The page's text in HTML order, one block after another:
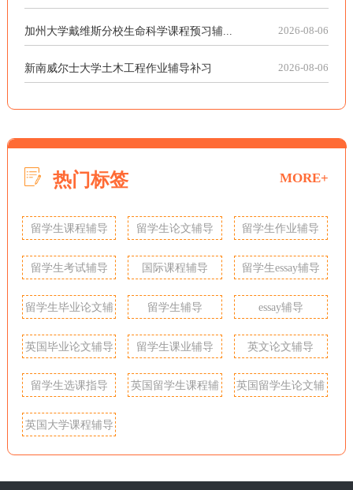
加州大学戴维斯分校生命科学课程预习辅... 2026-08-06
新南威尔士大学土木工程作业辅导补习 2026-08-06
热门标签 MORE+
留学生课程辅导 留学生论文辅导 留学生作业辅导
留学生考试辅导 国际课程辅导 留学生essay辅导
留学生毕业论文辅
留学生辅导 essay辅导
英国毕业论文辅导 留学生课业辅导 英文论文辅导
留学生选课指导
英国留学生课程辅
英国留学生论文辅
英国大学课程辅导